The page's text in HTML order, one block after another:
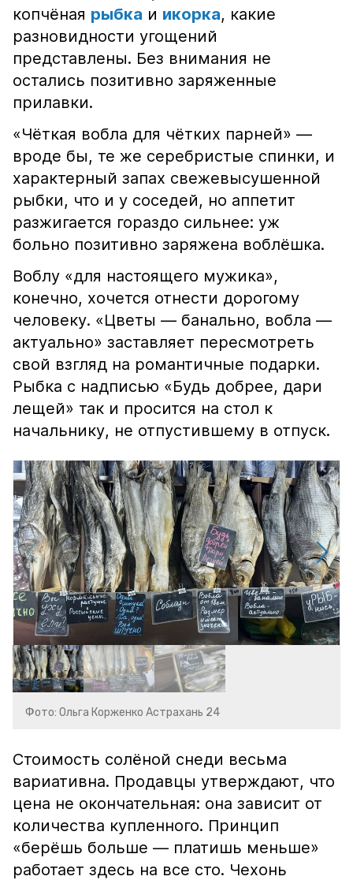
копчёная рыбка и икорка, какие
разновидности угощений
представлены. Без внимания не
остались позитивно заряженные
прилавки.
«Чёткая вобла для чётких парней» —
вроде бы, те же серебристые спинки, и
характерный запах свежевысушенной
рыбки, что и у соседей, но аппетит
разжигается гораздо сильнее: уж
больно позитивно заряжена воблёшка.
Воблу «для настоящего мужика»,
конечно, хочется отнести дорогому
человеку. «Цветы — банально, вобла —
актуально» заставляет пересмотреть
свой взгляд на романтичные подарки.
Рыбка с надписью «Будь добрее, дари
лещей» так и просится на стол к
начальнику, не отпустившему в отпуск.
Фото: Ольга Корженко Астрахань 24
Стоимость солёной снеди весьма
вариативна. Продавцы утверждают, что
цена не окончательная: она зависит от
количества купленного. Принцип
«берёшь больше — платишь меньше»
работает здесь на все сто. Чехонь